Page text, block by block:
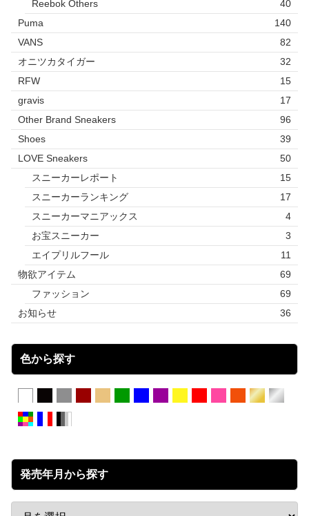
Reebok Others
40
Puma
140
VANS
82
オニツカタイガー
32
RFW
15
gravis
17
Other Brand Sneakers
96
Shoes
39
LOVE Sneakers
50
スニーカーレポート
15
スニーカーランキング
17
スニーカーマニアックス
4
お宝スニーカー
3
エイプリルフール
11
物欲アイテム
69
ファッション
69
お知らせ
36
色から探す
発売年月から探す